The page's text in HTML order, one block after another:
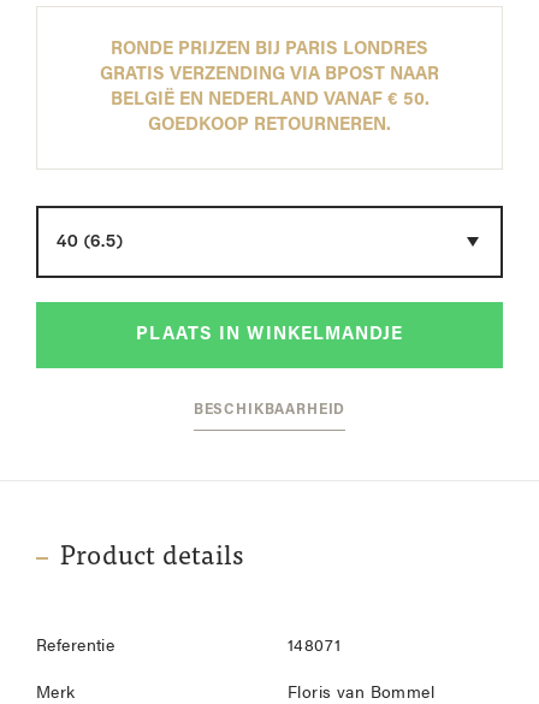
RONDE PRIJZEN BIJ PARIS LONDRES
GRATIS VERZENDING VIA BPOST NAAR
BELGIË EN NEDERLAND VANAF € 50.
GOEDKOOP RETOURNEREN.
PLAATS IN WINKELMANDJE
BESCHIKBAARHEID
Product details
Referentie 148071
Merk Floris van Bommel